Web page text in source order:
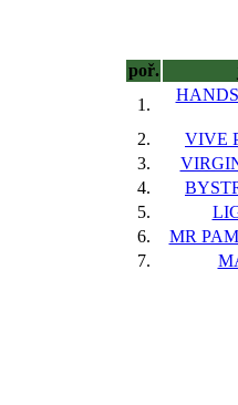
poř.
1.
2.
VIVE
3.
4.
5.
6.
MR
7.